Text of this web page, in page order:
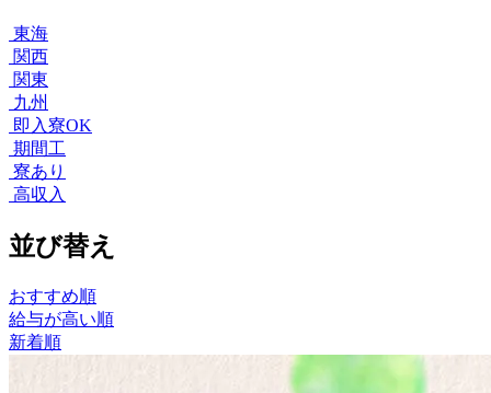
東海
関西
関東
九州
即入寮OK
期間工
寮あり
高収入
並び替え
おすすめ順
給与が高い順
新着順